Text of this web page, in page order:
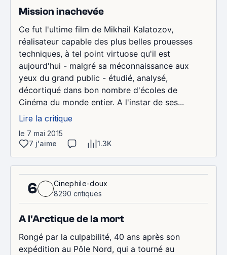
Mission inachevée
Ce fut l'ultime film de Mikhail Kalatozov,
réalisateur capable des plus belles prouesses
techniques, à tel point virtuose qu'il est
aujourd'hui - malgré sa méconnaissance aux
yeux du grand public - étudié, analysé,
décortiqué dans bon nombre d'écoles de
Cinéma du monde entier. A l'instar de ses...
Lire la critique
le 7 mai 2015
7 j'aime
1.3K
6
Cinephile-doux
8290 critiques
A l'Arctique de la mort
Rongé par la culpabilité, 40 ans après son
expédition au Pôle Nord, qui a tourné au